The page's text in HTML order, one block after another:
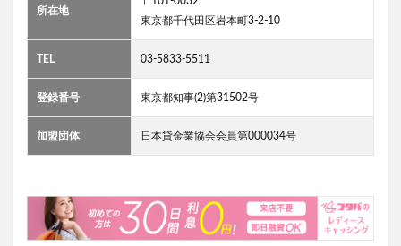
所在地
東京都千代田区岩本町3-2-10
TEL 03-5833-5511
登録番号 東京都知事(2)第31502号
加盟団体 日本貸金業協会会員第000034号